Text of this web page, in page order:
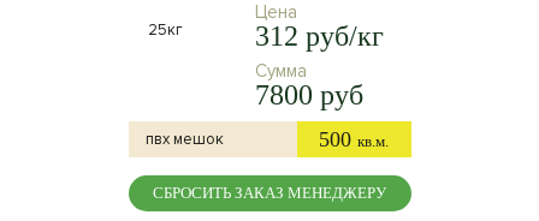
Цена
312 руб/кг
Сумма
7800 руб
пвх мешок 500 кв.м.
СБРОСИТЬ ЗАКАЗ МЕНЕДЖЕРУ